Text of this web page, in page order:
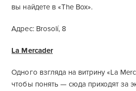
вы найдете в «The Box».
Адрес: Brosolí, 8
La Mercader
Одного взгляда на витрину «La
чтобы понять — сюда приходят за